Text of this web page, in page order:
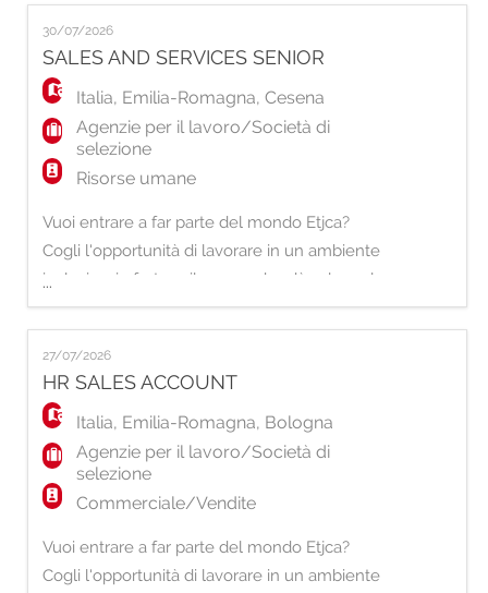
di Senior Regional Developer con una forte
attitudine allo sviluppo commerciale e alla
creazione di relazioni di valore sul territorio.
La risorsa avrà la responsab
30/07/2026
SALES AND SERVICES SENIOR
Italia, Emilia-Romagna,Cesena
Agenzie per il lavoro/Società di
selezione
Risorse umane
Vuoi entrare a far parte del mondo Etjca?
Cogli l'opportunità di lavorare in un ambiente
inclusivo, in forte sviluppo e che dà valore al
proprio Capitale Umano. Per la nostra filiale
di Cesena, stiamo selezionando una risorsa
da inserire nel ruolo di: Sales And Services
Senior. Principali responsabilità: - Gestione
del processo di ricerca e
...
27/07/2026
HR SALES ACCOUNT
Italia, Emilia-Romagna, Bologna
Agenzie per il lavoro/Società di
selezione
Commerciale/Vendite
Vuoi entrare a far parte del mondo Etjca?
Cogli l'opportunità di lavorare in un ambiente